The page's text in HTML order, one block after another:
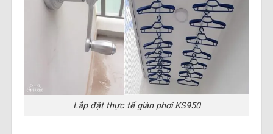
Lắp đặt thực tế giàn phơi KS950